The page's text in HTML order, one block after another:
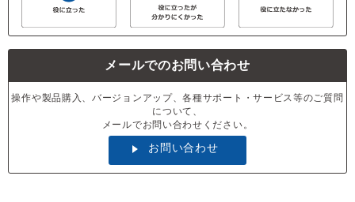
メールでのお問い合わせ
操作や製品購入、バージョンアップ、各種サポート・サービス等のご質問
について、
メールでお問い合わせください。
お問い合わせ